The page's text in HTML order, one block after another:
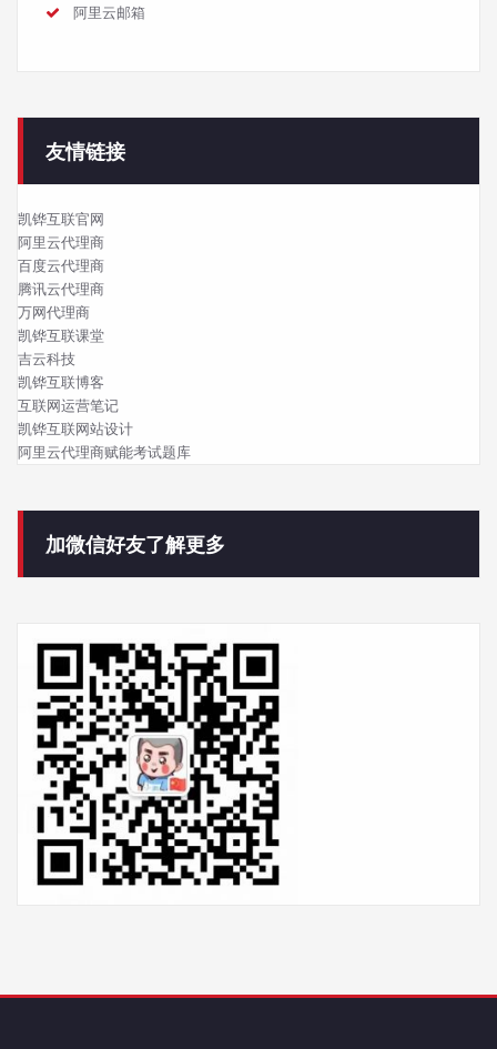
阿里云邮箱
友情链接
凯铧互联官网
阿里云代理商
百度云代理商
腾讯云代理商
万网代理商
凯铧互联课堂
吉云科技
凯铧互联博客
互联网运营笔记
凯铧互联网站设计
阿里云代理商赋能考试题库
加微信好友了解更多